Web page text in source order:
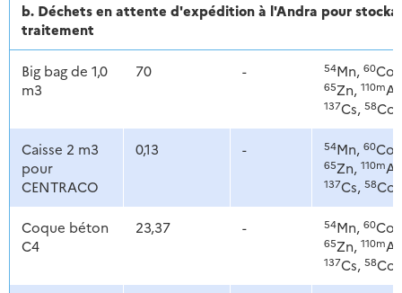
b. Déchets en attente d'expédition à l'Andra pour
traitement
Big bag de 1,0
m3
70 - 54Mn, 60Co,
65Zn, 110m
137Cs, 58Co
Caisse 2 m3
pour
CENTRACO
0,13 - 54Mn, 60Co,
65Zn, 110m
137Cs, 58Co
Coque béton
C4
23,37 - 54Mn, 60Co,
65Zn, 110m
137Cs, 58Co